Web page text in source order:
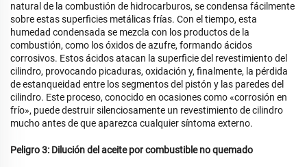
natural de la combustión de hidrocarburos, se condensa fácilmente
sobre estas superficies metálicas frías. Con el tiempo, esta
humedad condensada se mezcla con los productos de la
combustión, como los óxidos de azufre, formando ácidos
corrosivos. Estos ácidos atacan la superficie del revestimiento del
cilindro, provocando picaduras, oxidación y, finalmente, la pérdida
de estanqueidad entre los segmentos del pistón y las paredes del
cilindro. Este proceso, conocido en ocasiones como «corrosión en
frío», puede destruir silenciosamente un revestimiento de cilindro
mucho antes de que aparezca cualquier síntoma externo.
Peligro 3: Dilución del aceite por combustible no quemado